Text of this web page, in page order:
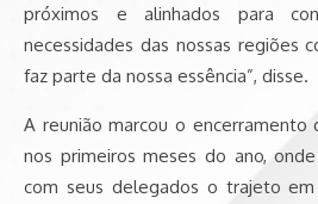
próximos e alinhados para
necessidades das nossas regiões
faz parte da nossa essência”, disse.
A reunião marcou o encerramento
nos primeiros meses do ano,
com seus delegados o trajeto em